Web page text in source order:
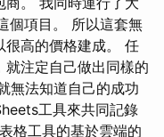
個項目。 所以這套無
很高的價格建成。 任
注定自己做出同樣的
無法知道自己的成功
工具來共同記錄
格工具的基於雲端的